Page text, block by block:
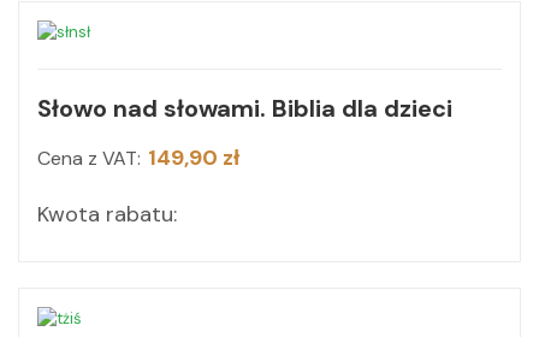
Słowo nad słowami. Biblia dla dzieci
Cena z VAT: 149,90 zł
Kwota rabatu: